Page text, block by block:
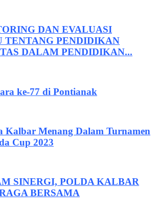
DAN EVALUASI
TENTANG PENDIDIKAN
DALAM PENDIDIKAN...
ke-77 di Pontianak
Kalbar Menang Dalam Turnamen
Cup 2023
SINERGI, POLDA KALBAR
BERSAMA